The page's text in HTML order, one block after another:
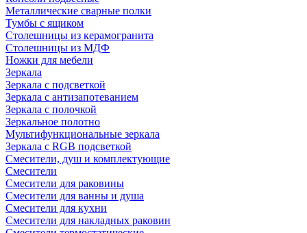
Металлические сварные полки
Тумбы с ящиком
Столешницы из керамогранита
Столешницы из МДФ
Ножки для мебели
Зеркала
Зеркала с подсветкой
Зеркала с антизапотеванием
Зеркала с полочкой
Зеркальное полотно
Мультифункциональные зеркала
Зеркала c RGB подсветкой
Смесители, душ и комплектующие
Смесители
Смесители для раковины
Смесители для ванны и душа
Смесители для кухни
Смесители для накладных раковин